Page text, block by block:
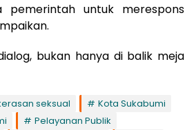
untuk merespons
bukan hanya di balik meja
seksual
Kota Sukabumi
Pelayanan Publik